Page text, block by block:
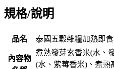
規格/說明
品名 泰國五穀雜糧加熱即食
內容物
煮熟發芽玄香米(水、
(水、紫莓香米)、煮熟